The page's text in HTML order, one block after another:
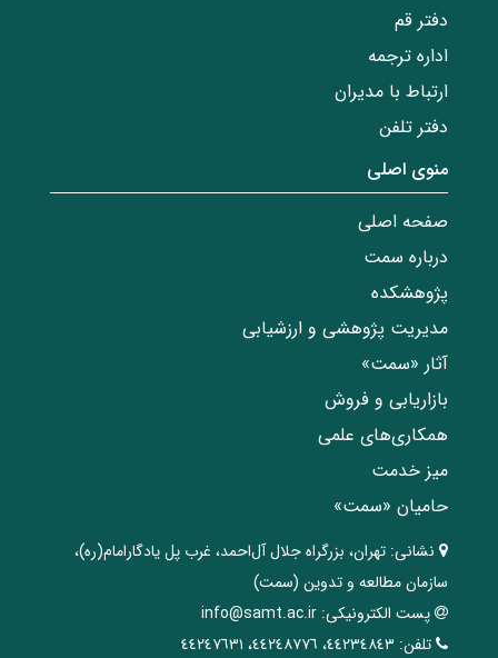
دفتر قم
اداره ترجمه
ارتباط با مدیران
دفتر تلفن
منوی اصلی
صفحه اصلی
درباره سمت
پژوهشکده
مدیریت پژوهشی و ارزشیابی
آثار «سمت»
بازاریابی و فروش
همکاری‌های علمی
میز خدمت
حامیان «سمت»
نشانی: تهران، ‌بزرگراه ‌جلال آل‌احمد، غرب پل يادگار‌امام(ره)‌،
سازمان مطالعه و تدوین‌ (سمت)
پست الکترونیکی: info@samt.ac.ir
تلفن: ٤٤٢٣٤٨٤٣، ٤٤٢٤٨٧٧٦، ٤٤٢٤٧٦٣١